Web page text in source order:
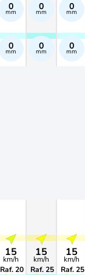
0
mm
0
mm
15
km/h
Raf. 20
0
mm
0
mm
15
km/h
Raf. 25
0
mm
0
mm
15
km/h
Raf. 25